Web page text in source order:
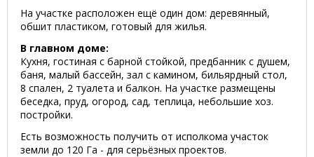
На участке расположен ещё один дом: деревянный,
обшит пластиком, готовый для жилья.
В главном доме:
Кухня, гостиная с барной стойкой, предбанник с душем,
баня, малый бассейн, зал с камином, бильярдный стол,
8 спален, 2 туалета и балкон. На участке размещены
беседка, пруд, огород, сад, теплица, небольшие хоз.
постройки.
Есть возможность получить от исполкома участок
земли до 120 Га - для серьёзных проектов.